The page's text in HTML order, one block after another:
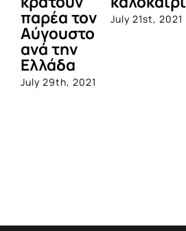
παρέα τον
Αύγουστο
ανά την
Ελλάδα
July 29th, 2021
July 21st, 2021